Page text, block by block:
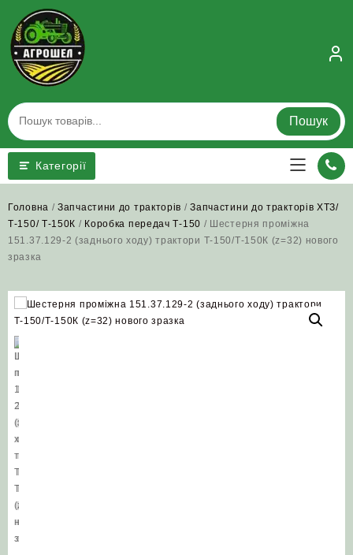
content
Пошук
Категорії
Головна /Запчастини до тракторів /Запчастини до тракторів ХТЗ/
Т-150/ Т-150К / Коробка передач Т-150 / Шестерня проміжна
151.37.129-2 (заднього ходу) трактори Т-150/Т-150К (z=32) нового
зразка